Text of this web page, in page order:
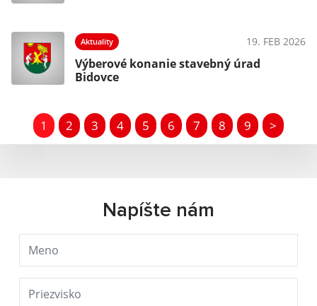
Aktuality 19. FEB 2026
Výberové konanie stavebný úrad
Bidovce
1 2 3 4 5 6 7 8 9 >
Napíšte nám